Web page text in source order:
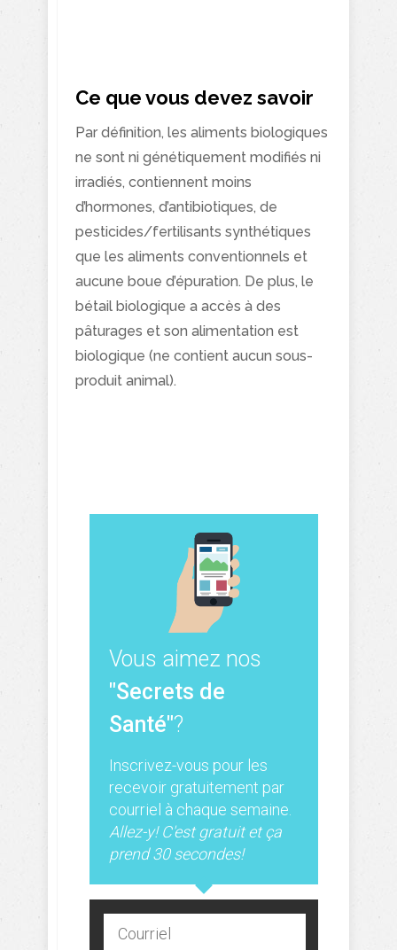
Ce que vous devez savoir
Par définition, les aliments biologiques
ne sont ni génétiquement modifiés ni
irradiés, contiennent moins
d’hormones, d’antibiotiques, de
pesticides/fertilisants synthétiques
que les aliments conventionnels et
aucune boue d’épuration. De plus, le
bétail biologique a accès à des
pâturages et son alimentation est
biologique (ne contient aucun sous-
produit animal).
Vous aimez nos
"Secrets de
Santé"?
Inscrivez-vous pour les
recevoir gratuitement par
courriel à chaque semaine.
Allez-y! C'est gratuit et ça
prend 30 secondes!